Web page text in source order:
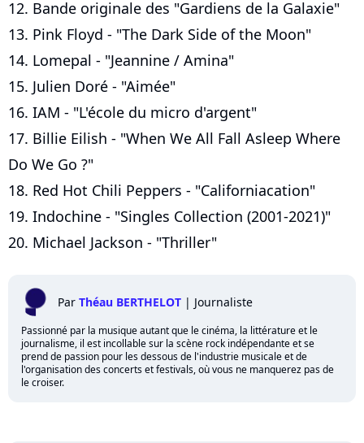
12. Bande originale des "Gardiens de la Galaxie"
13. Pink Floyd - "The Dark Side of the Moon"
14. Lomepal - "Jeannine / Amina"
15. Julien Doré - "Aimée"
16. IAM - "L'école du micro d'argent"
17. Billie Eilish - "When We All Fall Asleep Where
Do We Go ?"
18. Red Hot Chili Peppers - "Californiacation"
19. Indochine - "Singles Collection (2001-2021)"
20. Michael Jackson - "Thriller"
Par Théau BERTHELOT | Journaliste
Passionné par la musique autant que le cinéma, la littérature et le
journalisme, il est incollable sur la scène rock indépendante et se
prend de passion pour les dessous de l'industrie musicale et de
l'organisation des concerts et festivals, où vous ne manquerez pas de
le croiser.